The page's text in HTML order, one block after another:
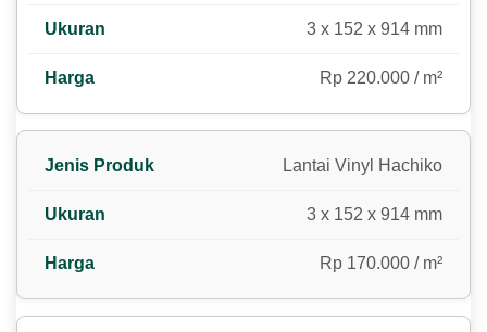
3 x 152 x 914 mm
Rp 220.000 / m²
Lantai Vinyl Hachiko
3 x 152 x 914 mm
Rp 170.000 / m²